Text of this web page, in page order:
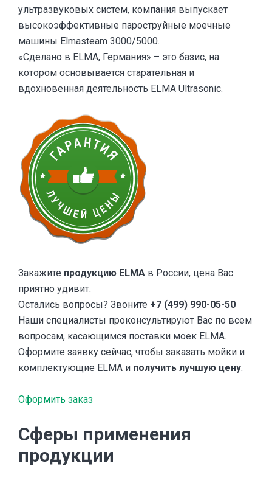
ультразвуковых систем, компания выпускает
высокоэффективные пароструйные моечные
машины Elmasteam 3000/5000.
«Сделано в ELMA, Германия» – это базис, на
котором основывается старательная и
вдохновенная деятельность ELMA Ultrasonic.
Закажите продукцию ELMA в России, цена Вас
приятно удивит.
Остались вопросы? Звоните +7 (499) 990-05-50
Наши специалисты проконсультируют Вас по всем
вопросам, касающимся поставки моек ELMA.
Оформите заявку сейчас, чтобы заказать мойки и
комплектующие ELMA и получить лучшую цену.
Оформить заказ
Сферы применения
продукции